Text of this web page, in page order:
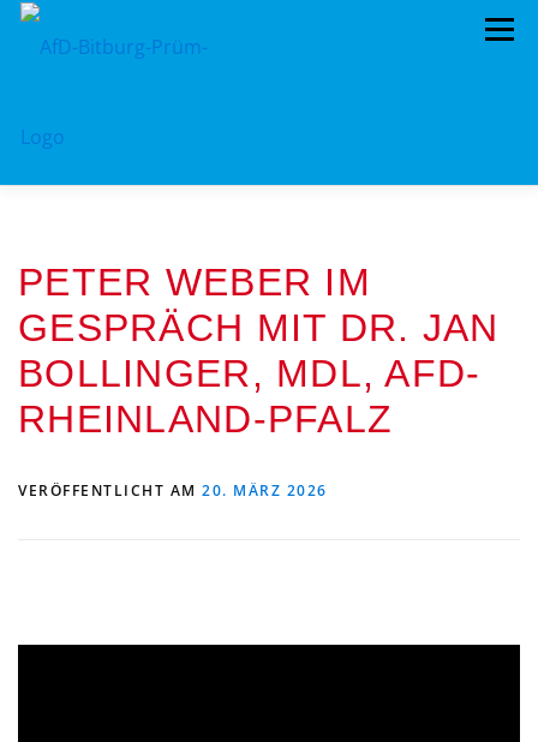
Zum
Inhalt
Menü
TERMINE KREISTAG AFD IM KREISTAG
BEITRAGSARCHIV MITMACHEN!
PROGRAMME DATENSCHUTZ IMPRESSUM
PETER WEBER IM
GESPRÄCH MIT DR. JAN
BOLLINGER, MDL, AFD-
RHEINLAND-PFALZ
VERÖFFENTLICHT AM 20. MÄRZ 2026